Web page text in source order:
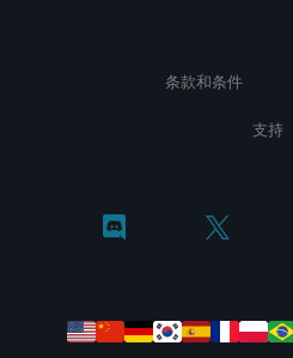
条款和条件
支持